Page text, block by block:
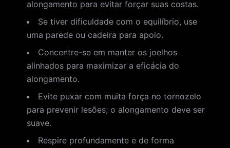
alongamento para evitar forçar suas costas.
Se tiver dificuldade com o equilíbrio, use
uma parede ou cadeira para apoio.
Concentre-se em manter os joelhos
alinhados para maximizar a eficácia do
alongamento.
Evite puxar com muita força no tornozelo
para prevenir lesões; o alongamento deve ser
suave.
Respire profundamente e de forma